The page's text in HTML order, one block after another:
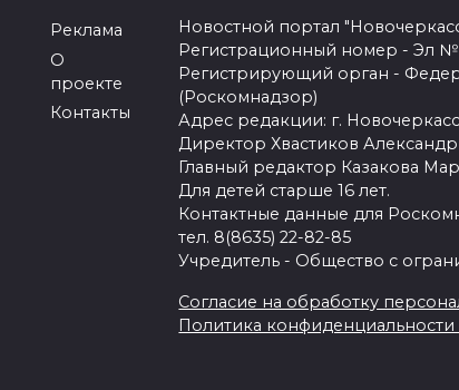
Реклама
О
проекте
Контакты
Новостной портал
Регистрационный номер - Эл №
Регистрирующий орган -
(Роскомнадзор)
Адрес редакции: г.
Директор Хвастиков
Главный редактор Казакова
Для детей старше 16 лет.
Контактные данные для
тел. 8(8635) 22-82-85
Учредитель - Общество с
Согласие на обработку
Политика